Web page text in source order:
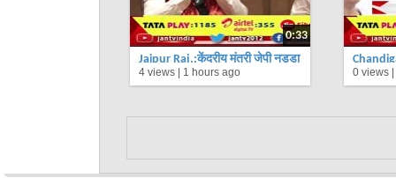
0:33
Jaipur Raj.:केंद्रीय मंत्री जेपी नड्डा
का जयपुर दौरा | भाजपा का हर घर
4 views | 1 hours ago
सैनी ने
0 views